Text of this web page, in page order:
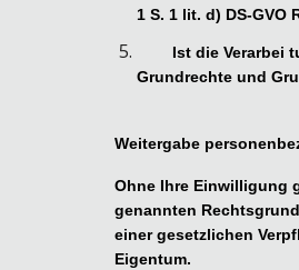
1 S. 1 lit. d) DS-GVO
Ist die Verarbei
Grundrechte und
Weitergabe
Ohne Ihre Einwilligung
genannten
einer gesetzlichen
Eigentum.